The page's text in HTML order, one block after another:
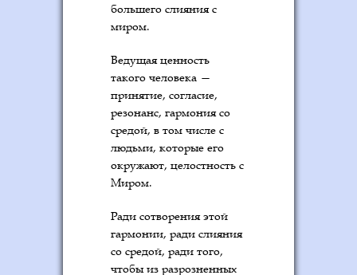
большего слияния с
миром.
Ведущая ценность
такого человека —
принятие, согласие,
резонанс, гармония со
средой, в том числе с
людьми, которые его
окружают, целостность с
Миром.
Ради сотворения этой
гармонии, ради слияния
со средой, ради того,
чтобы из разрозненных